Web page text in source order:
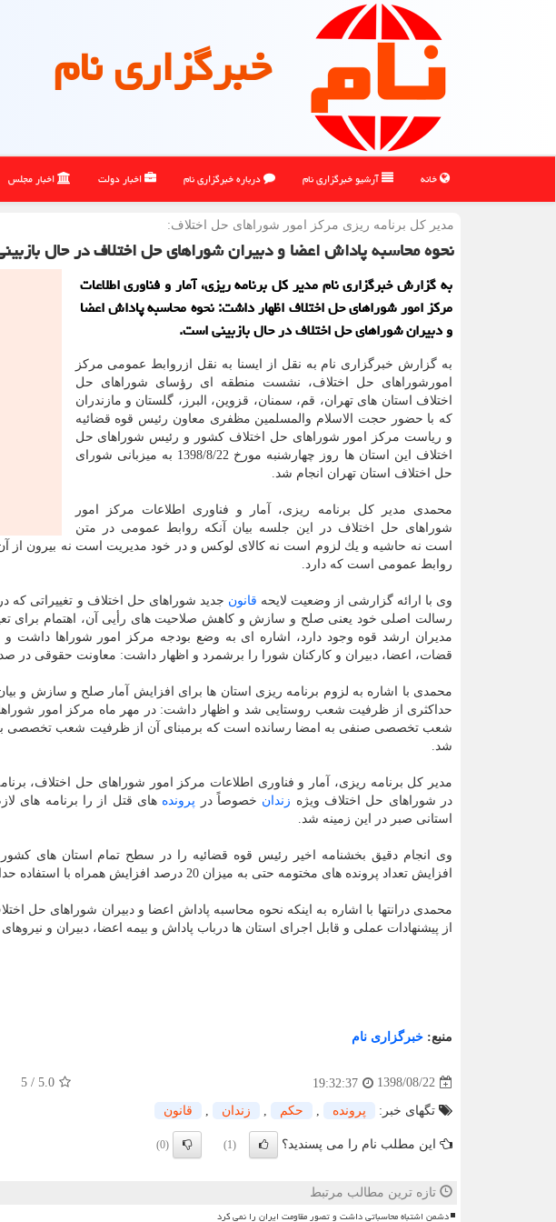
خبرگزاری نام
خانه آرشیو خبرگزاری نام درباره خبرگزاری نام اخبار دولت اخبار مجلس
مدیر كل برنامه ریزی مركز امور شوراهای حل اختلاف:
نحوه محاسبه پاداش اعضا و دبیران شوراهای حل اختلاف در حال
به گزارش خبرگزاری نام مدیر كل برنامه ریزی، آمار و فناوری اطلاعات
مركز امور شوراهای حل اختلاف اظهار داشت: نحوه محاسبه پاداش اعضا
و دبیران شوراهای حل اختلاف در حال بازبینی است.
به گزارش خبرگزاری نام به نقل از ایسنا به نقل ازروابط عمومی مركز
امورشوراهای حل اختلاف، نشست منطقه ای رؤسای شوراهای حل
اختلاف استان های تهران، قم، سمنان، قزوین، البرز، گلستان و مازندران
كه با حضور حجت الاسلام والمسلمین مظفری معاون رئیس قوه قضائیه
و ریاست مركز امور شوراهای حل اختلاف كشور و رئیس شوراهای حل
اختلاف این استان ها روز چهارشنبه مورخ 1398/8/22 به میزبانی شورای
حل اختلاف استان تهران انجام شد.
محمدی مدیر كل برنامه ریزی، آمار و فناوری اطلاعات مركز امور
شوراهای حل اختلاف در این جلسه بیان آنكه روابط عمومی در متن
است نه حاشیه و یك لزوم است نه كالای لوكس و در خود مدیریت است نه بیرون از
روابط عمومی است كه دارد.
وی با ارائه گزارشی از وضعیت لایحه قانون جدید شوراهای حل اختلاف و تغییراتی
مدیران ارشد قوه وجود دارد، اشاره ای به وضع بودجه مركز امور شوراها داشت
قضات، اعضا، دبیران و كاركنان شورا را برشمرد و اظهار داشت: معاونت حقوقی در صدد است، از حدود 17 عنوان
محمدی با اشاره به لزوم برنامه ریزی استان ها برای افزایش آمار صلح و سازش و
حداكثری از ظرفیت شعب روستایی شد و اظهار داشت: در مهر ماه مركز امور
شعب تخصصی صنفی به امضا رسانده است كه برمبنای آن از ظرفیت شعب تخصصی
شد.
مدیر كل برنامه ریزی، آمار و فناوری اطلاعات مركز امور شوراهای حل اختلاف،
در شوراهای حل اختلاف ویژه زندان خصوصاً در پرونده های قتل از را برنامه های
استانی صبر در این زمینه شد.
وی انجام دقیق بخشنامه اخیر رئیس قوه قضائیه را در سطح تمام استان های
افزایش تعداد پرونده های مختومه حتی به میزان 20 درصد افزایش همراه با استفاده حداكثری از ظرفیت شعب موجود است.
محمدی درانتها با اشاره به اینكه نحوه محاسبه پاداش اعضا و دبیران شوراهای حل
از پیشنهادات عملی و قابل اجرای استان ها درباب پاداش و بیمه اعضا، دبیران و
منبع: خبرگزاری نام
1398/08/22
19:32:37
5.0
/
5
تگهای خبر: پرونده حكم زندان قانون
این مطلب نام را می پسندید؟ (1)
(0)
تازه ترین مطالب مرتبط
دشمن اشتباه محاسباتی داشت و تصور مقاومت ایران را نمی کرد